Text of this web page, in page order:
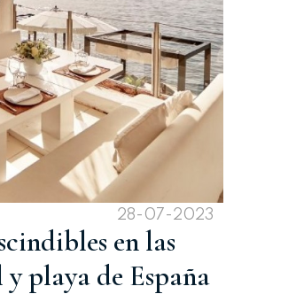
28-07-2023
en las
y playa de España